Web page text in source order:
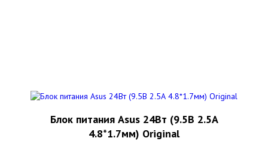
Блок питания Asus 24Вт (9.5В 2.5А
4.8*1.7мм) Original